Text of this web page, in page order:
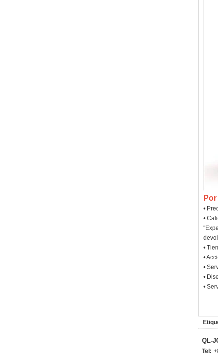
•
•
•
•
•
•
•
QL-
Tel: